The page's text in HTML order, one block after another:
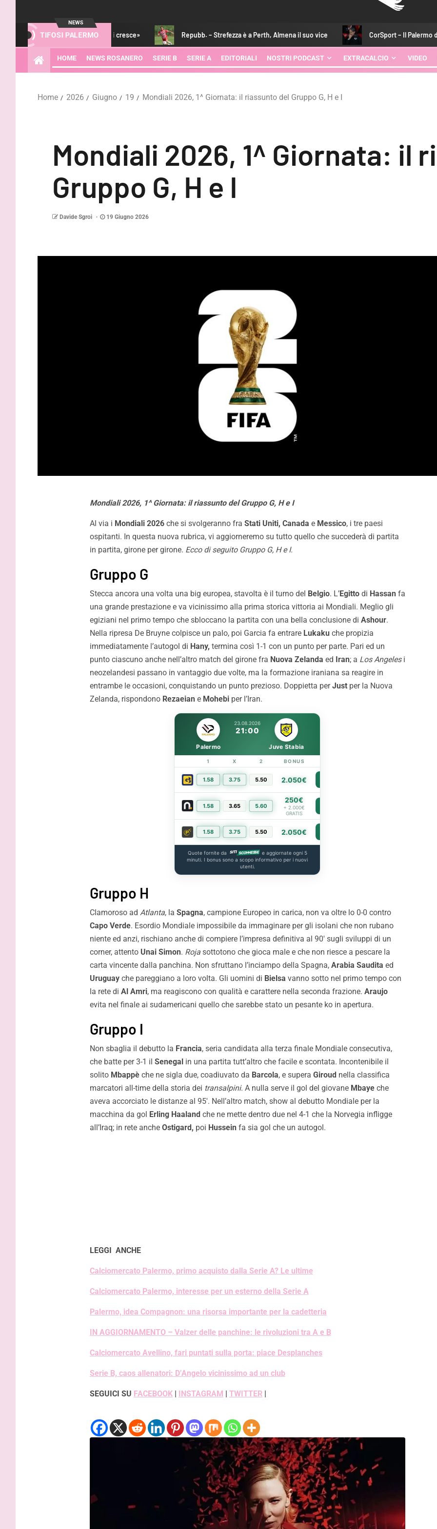
NEWS
TIFOSI PALERMO
che sorriso. Inzaghi: «Si cresce» Repubb. – Strefezza è a Perth, Almena il suo vice CorSport – Il Palermo di Inzaghi
HOME NEWS ROSANERO SERIE B SERIE A EDITORIALI NOSTRI PODCAST EXTRACALCIO VIDEO
Home 2026 Giugno 19 Mondiali 2026, 1^ Giornata: il riassunto del Gruppo G, H e I
Mondiali 2026, 1^ Giornata: il
Gruppo G, H e I
Davide Sgroi 19 Giugno 2026
Mondiali 2026, 1^ Giornata: il riassunto del Gruppo G, H e I
Al via i Mondiali 2026che si svolgeranno fra Stati Uniti, Canada e Messico, i tre paesi
ospitanti. In questa nuova rubrica, vi aggiorneremo su tutto quello che succederà di partita
in partita, girone per girone. Ecco di seguito Gruppo G, H e I.
Gruppo G
Stecca ancora una volta una big europea, stavolta è il turno del Belgio. L’Egittodi Hassan fa
una grande prestazione e va vicinissimo alla prima storica vittoria ai Mondiali. Meglio gli
egiziani nel primo tempo che sbloccano la partita con una bella conclusione di Ashour.
Nella ripresa De Bruyne colpisce un palo, poi Garcia fa entrare Lukaku che propizia
immediatamente l’autogol di Hany, termina così 1-1 con un punto per parte. Pari ed un
punto ciascuno anche nell’altro match del girone fra Nuova Zelanda ed Iran; a Los Angelesi
neozelandesi passano in vantaggio due volte, ma la formazione iraniana sa reagire in
entrambe le occasioni, conquistando un punto prezioso. Doppietta perJustper la Nuova
Zelanda, rispondono Rezaeian e Mohebiper l’Iran.
23.08.2026
21:00
Palermo Juve Stabia
1 X 2 BONUS
1.58 3.75 5.50 2.050€
1.58 3.65 5.60
250€
+ 2.000€
GRATIS
1.58 3.75 5.50 2.050€
Quote fornite da
e aggiornate ogni 5
minuti. I bonus sono a scopo informativo per i nuovi
utenti.
Gruppo H
Clamoroso ad Atlanta, la Spagna, campione Europeo in carica, non va oltre lo 0-0 contro
Capo Verde. Esordio Mondiale impossibile da immaginare per gli isolani che non rubano
niente ed anzi, rischiano anche di compiere l’impresa definitiva al 90′ sugli sviluppi di un
corner, attento Unai Simon. Rojasottotono che gioca male e che non riesce a pescare la
carta vincente dalla panchina. Non sfruttano l’inciampo della Spagna, Arabia Saudita ed
Uruguayche pareggiano a loro volta. Gli uomini di Bielsa vanno sotto nel primo tempo con
la rete di Al Amri, ma reagiscono con qualità e carattere nella seconda frazione. Araujo
evita nel finale ai sudamericani quello che sarebbe stato un pesante ko in apertura.
Gruppo I
Non sbaglia il debutto la Francia, seria candidata alla terza finale Mondiale consecutiva,
che batte per 3-1 il Senegalin una partita tutt’altro che facile e scontata. Incontenibile il
solito Mbappèche ne sigla due, coadiuvato da Barcola, e supera Giroud nella classifica
marcatori all-time della storia dei transalpini. A nulla serve il gol del giovane Mbaye che
aveva accorciato le distanze al 95′. Nell’altro match, show al debutto Mondiale per la
macchina da gol Erling Haaland che ne mette dentro due nel 4-1 che la Norvegia infligge
all’Iraq; in rete anche Ostigard, poi Hussein fa sia gol che un autogol.
LEGGI ANCHE
Calciomercato Palermo, primo acquisto dalla Serie A? Le ultime
Calciomercato Palermo, interesse per un esterno della Serie A
Palermo, idea Compagnon: una risorsa importante per la cadetteria
IN AGGIORNAMENTO – Valzer delle panchine: le rivoluzioni tra A e B
Calciomercato Avellino, fari puntati sulla porta: piace Desplanches
Serie B, caos allenatori: D’Angelo vicinissimo ad un club
SEGUICI SU FACEBOOK| INSTAGRAM | TWITTER|
Melbourne City-Palermo 0-2: Le
Douaron e Peda piegano gli
VIDEO – Palermo-Melbourne 2-0:
gli highlights del match
Inzaghi: “Contenti di aver
adesso ci sarà da lottare
tornare dove meritiamo”